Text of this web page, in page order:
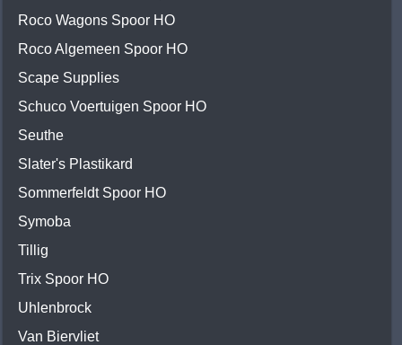
Roco Wagons Spoor HO
Roco Algemeen Spoor HO
Scape Supplies
Schuco Voertuigen Spoor HO
Seuthe
Slater's Plastikard
Sommerfeldt Spoor HO
Symoba
Tillig
Trix Spoor HO
Uhlenbrock
Van Biervliet